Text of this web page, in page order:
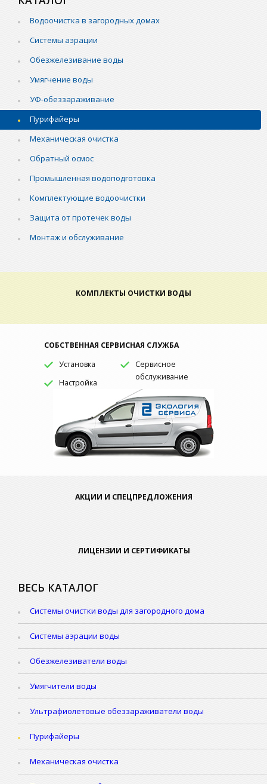
Водоочистка в загородных домах
Системы аэрации
Обезжелезивание воды
Умягчение воды
УФ-обеззараживание
Пурифайеры
Механическая очистка
Обратный осмос
Промышленная водоподготовка
Комплектующие водоочистки
Защита от протечек воды
Монтаж и обслуживание
КОМПЛЕКТЫ ОЧИСТКИ ВОДЫ
СОБСТВЕННАЯ СЕРВИСНАЯ СЛУЖБА
Установка
Настройка
Сервисное
обслуживание
АКЦИИ И СПЕЦПРЕДЛОЖЕНИЯ
ЛИЦЕНЗИИ И СЕРТИФИКАТЫ
ВЕСЬ КАТАЛОГ
Системы очистки воды для загородного дома
Системы аэрации воды
Обезжелезиватели воды
Умягчители воды
Ультрафиолетовые обеззараживатели воды
Пурифайеры
Механическая очистка